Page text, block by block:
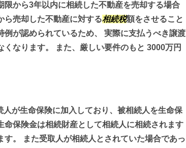
限から3年以内に相続した不動産を売却する場合
ら売却した不動産に対する相続税額をさせること
例が認められているため、 実際に支払うべき譲渡
くなります。 また、厳しい要件のもと 3000万円
人が生命保険に加入しており、被相続人を生命保
命保険金は相続財産として相続人に相続されます
す。 また受取人が相続人とされていた場合であっ